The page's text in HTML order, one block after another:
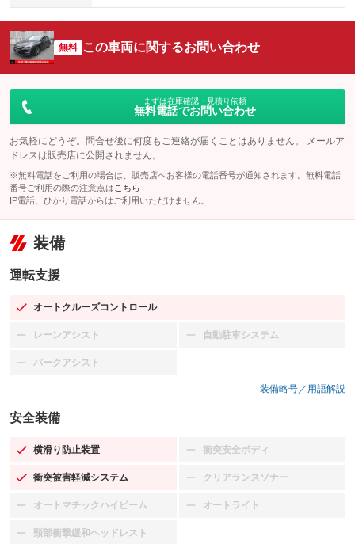
無料 この車両に関するお問い合わせ
まずは在庫確認・見積り依頼
無料電話でお問い合わせ
お気軽にどうぞ。問合せ後に何度もご連絡が届くことはありません。 メールア
ドレスは販売店に公開されません。
※無料電話をご利用の場合は、販売店へお客様の電話番号が通知されます。無料電話
番号ご利用の際の注意点は こちら
IP電話、ひかり電話からはご利用いただけません。
装備
運転支援
オートクルーズコントロール
：装備あり
レーンアシスト
：装備なし 自動駐車システム
：装備なし
パークアシスト
：装備なし
装備略号／用語解説
安全装備
横滑り防止装置
：装備あり 衝突安全ボディ
：装備なし
衝突被害軽減システム
：装備あり クリアランスソナー
：装備なし
オートマチックハイビーム
：装備なし オートライト
：装備なし
頸部衝撃緩和ヘッドレスト
：装備なし